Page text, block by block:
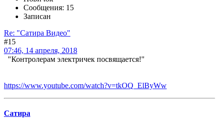
Сообщения: 15
Записан
Re: "Сатира Видео"
#15
07:46, 14 апреля, 2018
"Контролерам электричек посвящается!"
https://www.youtube.com/watch?v=tkOQ_ElByWw
Сатира